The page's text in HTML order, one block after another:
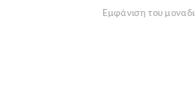
Εμφάνιση του